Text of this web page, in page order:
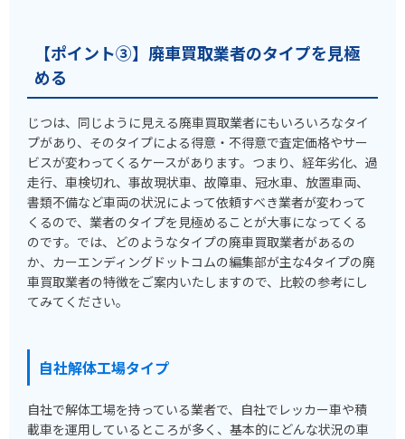
【ポイント③】廃車買取業者のタイプを見極
める
じつは、同じように見える廃車買取業者にもいろいろなタイ
プがあり、そのタイプによる得意・不得意で査定価格やサー
ビスが変わってくるケースがあります。つまり、経年劣化、過
走行、車検切れ、事故現状車、故障車、冠水車、放置車両、
書類不備など車両の状況によって依頼すべき業者が変わって
くるので、業者のタイプを見極めることが大事になってくる
のです。では、どのようなタイプの廃車買取業者があるの
か、カーエンディングドットコムの編集部が主な4タイプの廃
車買取業者の特徴をご案内いたしますので、比較の参考にし
てみてください。
自社解体工場タイプ
自社で解体工場を持っている業者で、自社でレッカー車や積
載車を運用しているところが多く、基本的にどんな状況の車